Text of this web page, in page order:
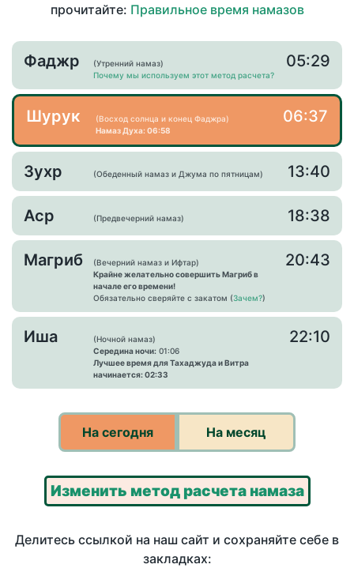
прочитайте: Правильное время намазов
Фаджр
(Утренний намаз)
Почему мы используем этот метод расчета?
05:29
Шурук
(Восход солнца и конец Фаджра)
Намаз Духа: 06:58
06:37
Зухр (Обеденный намаз и Джума по пятницам) 13:40
Аср (Предвечерний намаз) 18:38
Магриб
(Вечерний намаз и Ифтар)
Крайне желательно совершить Магриб в
начале его времени!
Обязательно сверяйте с закатом (Зачем?)
20:43
Иша
(Ночной намаз)
Середина ночи: 01:06
Лучшее время для Тахаджуда и Витра
начинается: 02:33
22:10
На сегодня На месяц
Изменить метод расчета намаза
Делитесь ссылкой на наш сайт и сохраняйте себе в
закладках: